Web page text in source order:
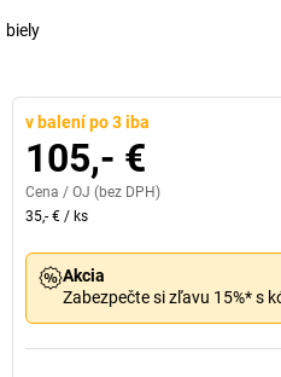
biely
v balení po 3 iba
105,- €
Cena / OJ (bez DPH)
35,- € / ks
Akcia
Zabezpečte si zľavu 15%* s